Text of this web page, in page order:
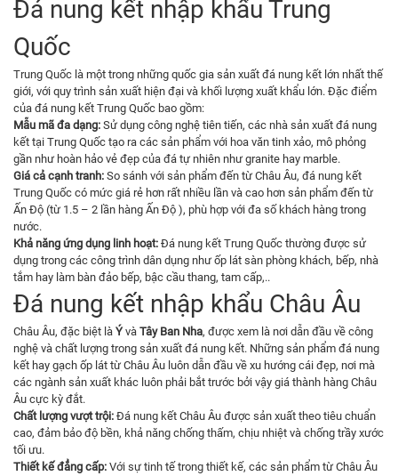
Đá nung kết nhập khẩu Trung
Quốc
Trung Quốc là một trong những quốc gia sản xuất đá nung kết lớn nhất thế
giới, với quy trình sản xuất hiện đại và khối lượng xuất khẩu lớn. Đặc điểm
của đá nung kết Trung Quốc bao gồm:
Mẫu mã đa dạng: Sử dụng công nghệ tiên tiến, các nhà sản xuất đá nung
kết tại Trung Quốc tạo ra các sản phẩm với hoa văn tinh xảo, mô phỏng
gần như hoàn hảo vẻ đẹp của đá tự nhiên như granite hay marble.
Giá cả cạnh tranh: So sánh với sản phẩm đến từ Châu Âu, đá nung kết
Trung Quốc có mức giá rẻ hơn rất nhiều lần và cao hơn sản phẩm đến từ
Ấn Độ (từ 1.5 – 2 lần hàng Ấn Độ ), phù hợp với đa số khách hàng trong
nước.
Khả năng ứng dụng linh hoạt: Đá nung kết Trung Quốc thường được sử
dụng trong các công trình dân dụng như ốp lát sàn phòng khách, bếp, nhà
tắm hay làm bàn đảo bếp, bậc cầu thang, tam cấp,..
Đá nung kết nhập khẩu Châu Âu
Châu Âu, đặc biệt là Ývà Tây Ban Nha, được xem là nơi dẫn đầu về công
nghệ và chất lượng trong sản xuất đá nung kết. Những sản phẩm đá nung
kết hay gạch ốp lát từ Châu Âu luôn dẫn đầu về xu hướng cái đẹp, nơi mà
các ngành sản xuất khác luôn phải bắt trước bởi vậy giá thành hàng Châu
Âu cực kỳ đắt.
Chất lượng vượt trội: Đá nung kết Châu Âu được sản xuất theo tiêu chuẩn
cao, đảm bảo độ bền, khả năng chống thấm, chịu nhiệt và chống trầy xước
tối ưu.
Thiết kế đẳng cấp: Với sự tinh tế trong thiết kế, các sản phẩm từ Châu Âu